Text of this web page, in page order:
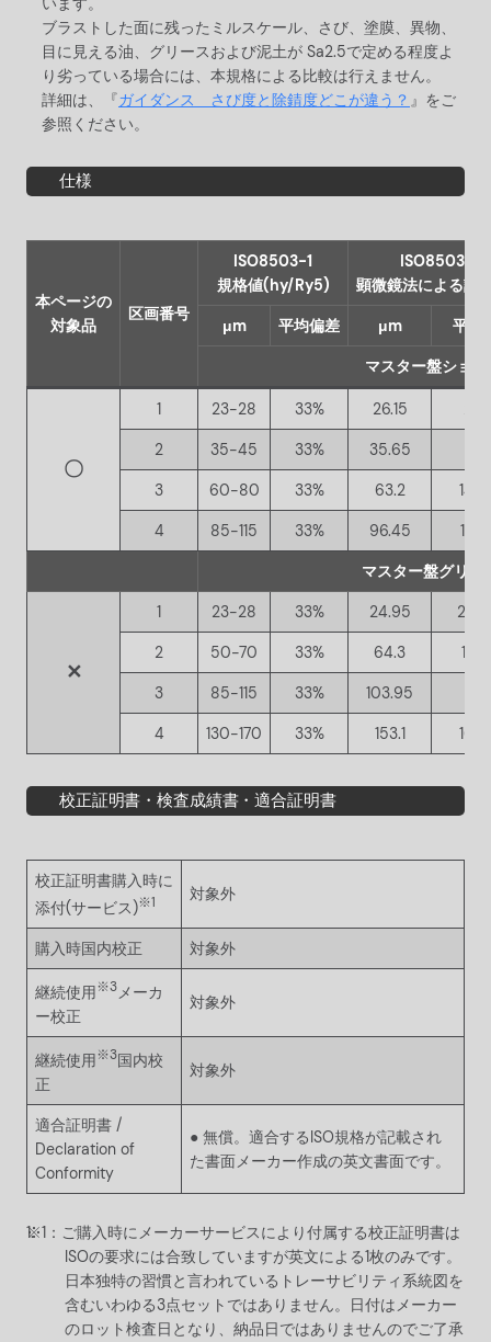
ブラストした面に残ったミルスケール、さび、塗膜、異物、
目に見える油、グリースおよび泥土が Sa2.5で定める程度よ
り劣っている場合には、本規格による比較は行えません。
詳細は、『ガイダンス さび度と除錆度どこが違う？ 』をご
参照ください。
仕様
本ページの
対象品
区画番号
ISO8503-1
規格値(hy/Ry5)
ISO8503-3
顕微鏡法による計
μm 平均偏差 μm 平均
マスター盤ショ
〇
1 23-28 33% 26.15
2 35-45 33% 35.65
3 60-80 33% 63.2
4 85-115 33% 96.45
マスター盤グリ
✕
1 23-28 33% 24.95
2 50-70 33% 64.3
3 85-115 33% 103.95
4 130-170 33% 153.1
校正証明書・検査成績書・適合証明書
校正証明書購入時に
添付(サービス)※1 対象外
購入時国内校正 対象外
継続使用※3メーカ
ー校正
対象外
継続使用※3国内校
正
対象外
適合証明書 /
Declaration of
Conformity
● 無償。適合するISO規格が記載され
た書面メーカー作成の英文書面です。
ご購入時にメーカーサービスにより付属する校正証明書は
ISOの要求には合致していますが英文による1枚のみです。
日本独特の習慣と言われているトレーサビリティ系統図を
含むいわゆる3点セットではありません。日付はメーカー
のロット検査日となり、納品日ではありませんのでご了承